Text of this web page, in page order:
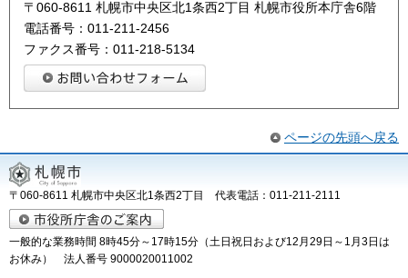
〒060-8611 札幌市中央区北1条西2丁目 札幌市役所本庁舎6階
電話番号：011-211-2456
ファクス番号：011-218-5134
ページの先頭へ戻る
〒060-8611 札幌市中央区北1条西2丁目 代表電話：011-211-2111
一般的な業務時間 8時45分～17時15分（土日祝日および12月29日～1月3日は
お休み） 法人番号 9000020011002